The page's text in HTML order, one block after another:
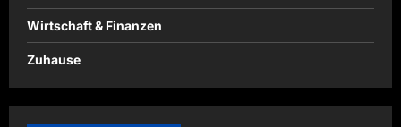
Wirtschaft & Finanzen
Zuhause